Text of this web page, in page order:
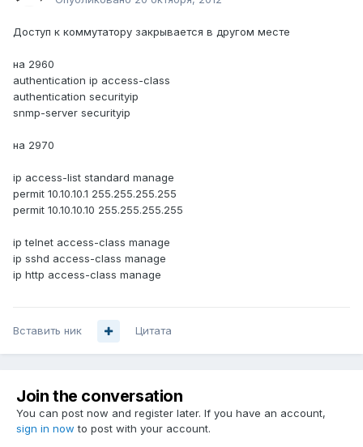
Доступ к коммутатору закрывается в другом месте
на 2960
authentication ip access-class
authentication securityip
snmp-server securityip
на 2970
ip access-list standard manage
permit 10.10.10.1 255.255.255.255
permit 10.10.10.10 255.255.255.255
ip telnet access-class manage
ip sshd access-class manage
ip http access-class manage
Вставить ник Цитата
Join the conversation
You can post now and register later. If you have an account,
sign in now to post with your account.